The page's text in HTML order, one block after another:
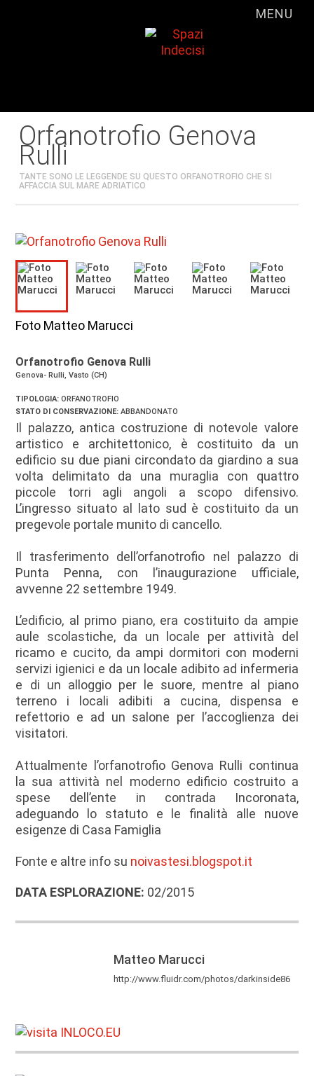
MENU
Orfanotrofio Genova
Rulli
TANTE SONO LE LEGGENDE SU QUESTO ORFANOTROFIO CHE SI
AFFACCIA SUL MARE ADRIATICO
Foto Matteo Marucci
Orfanotrofio Genova Rulli
Genova- Rulli, Vasto (CH)
TIPOLOGIA: ORFANOTROFIO
STATO DI CONSERVAZIONE: ABBANDONATO
Il palazzo, antica costruzione di notevole valore
artistico e architettonico, è costituito da un
edificio su due piani circondato da giardino a sua
volta delimitato da una muraglia con quattro
piccole torri agli angoli a scopo difensivo.
L’ingresso situato al lato sud è costituito da un
pregevole portale munito di cancello.
Il trasferimento dell’orfanotrofio nel palazzo di
Punta Penna, con l’inaugurazione ufficiale,
avvenne 22 settembre 1949.
L’edificio, al primo piano, era costituito da ampie
aule scolastiche, da un locale per attività del
ricamo e cucito, da ampi dormitori con moderni
servizi igienici e da un locale adibito ad infermeria
e di un alloggio per le suore, mentre al piano
terreno i locali adibiti a cucina, dispensa e
refettorio e ad un salone per l’accoglienza dei
visitatori.
Attualmente l’orfanotrofio Genova Rulli continua
la sua attività nel moderno edificio costruito a
spese dell’ente in contrada Incoronata,
adeguando lo statuto e le finalità alle nuove
esigenze di Casa Famiglia
Fonte e altre info su noivastesi.blogspot.it
DATA ESPLORAZIONE: 02/2015
Matteo Marucci
http://www.fluidr.com/photos/darkinside86